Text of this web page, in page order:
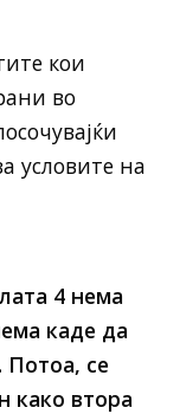
кои
во
условите на
4 нема
каде да
Потоа, се
како втора